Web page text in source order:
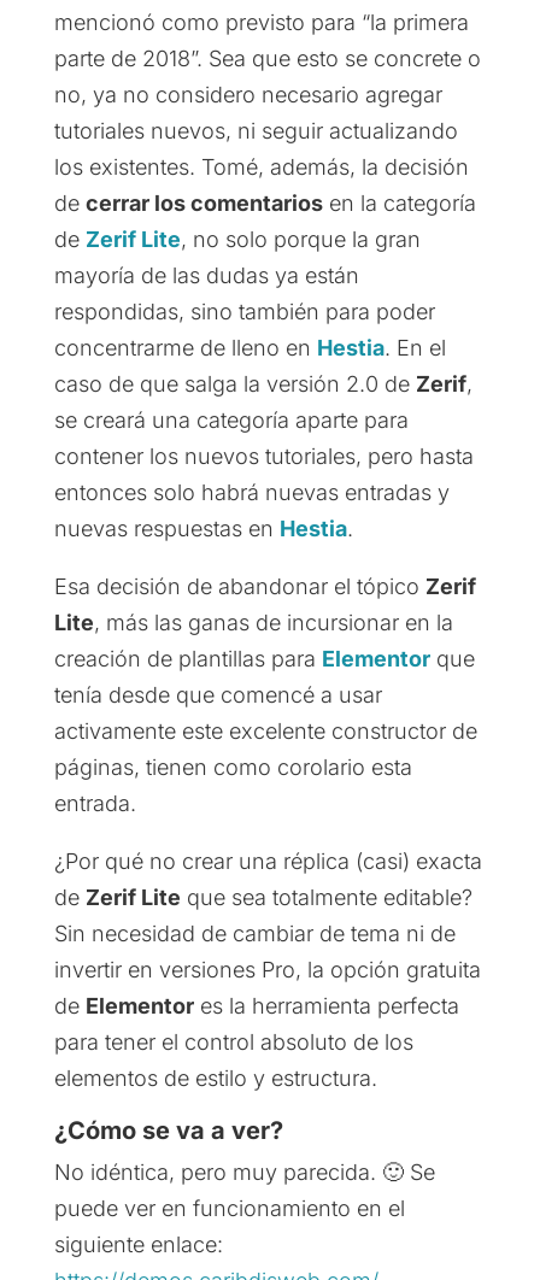
mencionó como previsto para “la primera
parte de 2018”. Sea que esto se concrete o
no, ya no considero necesario agregar
tutoriales nuevos, ni seguir actualizando
los existentes. Tomé, además, la decisión
de cerrar los comentariosen la categoría
de Zerif Lite, no solo porque la gran
mayoría de las dudas ya están
respondidas, sino también para poder
concentrarme de lleno en Hestia. En el
caso de que salga la versión 2.0 de Zerif,
se creará una categoría aparte para
contener los nuevos tutoriales, pero hasta
entonces solo habrá nuevas entradas y
nuevas respuestas en Hestia.
Esa decisión de abandonar el tópico Zerif
Lite, más las ganas de incursionar en la
creación de plantillas para Elementorque
tenía desde que comencé a usar
activamente este excelente constructor de
páginas, tienen como corolario esta
entrada.
¿Por qué no crear una réplica (casi) exacta
de Zerif Lite que sea totalmente editable?
Sin necesidad de cambiar de tema ni de
invertir en versiones Pro, la opción gratuita
de Elementores la herramienta perfecta
para tener el control absoluto de los
elementos de estilo y estructura.
¿Cómo se va a ver?
No idéntica, pero muy parecida. 🙂 Se
puede ver en funcionamiento en el
siguiente enlace: